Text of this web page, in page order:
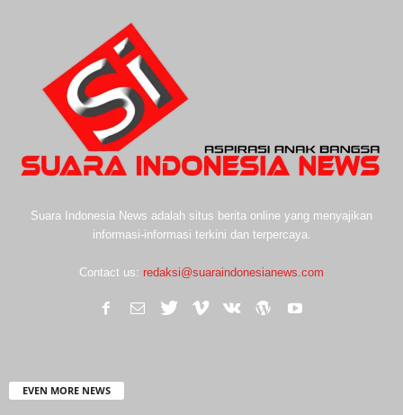
Suara Indonesia News adalah situs berita online yang menyajikan
informasi-informasi terkini dan terpercaya.
Contact us: redaksi@suaraindonesianews.com
EVEN MORE NEWS